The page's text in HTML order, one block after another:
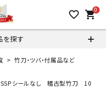
favorite_border 0
shopping_cart
を探す
竹刀・ツバ・付属品など
シールなし 稽古型竹刀 10